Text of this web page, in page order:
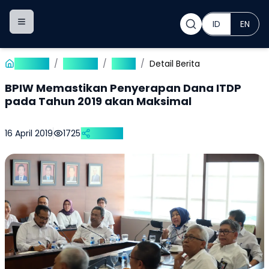
Toggle navigation menu ID EN
/ / / Detail Berita
BPIW Memastikan Penyerapan Dana ITDP
pada Tahun 2019 akan Maksimal
16 April 2019 1725